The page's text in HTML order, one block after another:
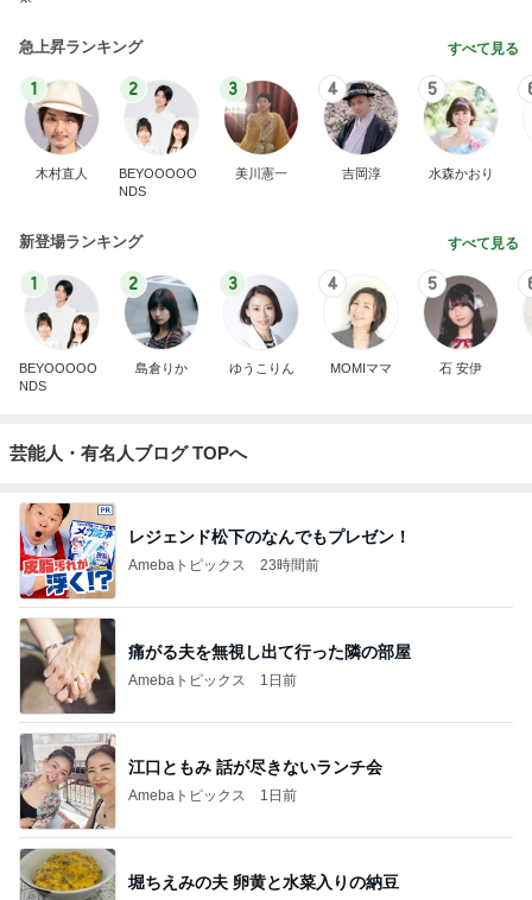
急上昇ランキング すべて見る
1
木村直人
2
BEYOOOOO
NDS
3
美川憲一
4
吉岡淳
5
水森かおり
新登場ランキング すべて見る
1
BEYOOOOO
NDS
2
島倉りか
3
ゆうこりん
4
MOMIママ
5
石 安伊
芸能人・有名人ブログ TOPへ
レジェンド松下のなんでもプレゼン！
Amebaトピックス 23時間前
痛がる夫を無視し出て行った隣の部屋
Amebaトピックス 1日前
江口ともみ 話が尽きないランチ会
Amebaトピックス 1日前
堀ちえみの夫 卵黄と水菜入りの納豆